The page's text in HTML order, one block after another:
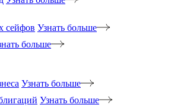
сейфов Узнать больше
больше
Узнать больше
Узнать больше